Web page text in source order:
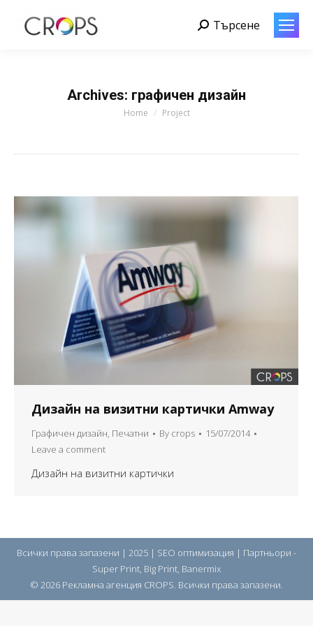
Search:
Търсене
Archives: графичен дизайн
You are here:
Home Project
Дизайн на визитни картички Amway
Графичен дизайн, Печатни By crops
15/07/2014
Leave a comment
Дизайн на визитни картички
Всички права запазени | 2025 | SEO оптимизация | Партньори -
Super Print, Big Print, Banermix
© 2026 Рекламна агенция CROPS. Всички права запазени.